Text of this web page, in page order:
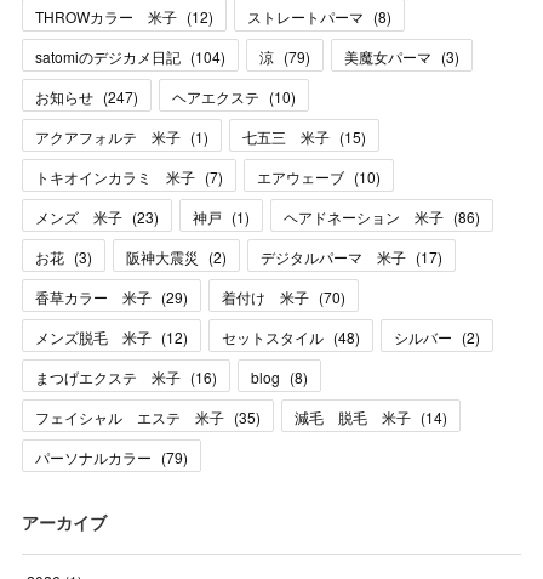
THROWカラー 米子 (12) ストレートパーマ (8)
satomiのデジカメ日記 (104) 涼 (79) 美魔女パーマ (3)
お知らせ (247) ヘアエクステ (10)
アクアフォルテ 米子 (1) 七五三 米子 (15)
トキオインカラミ 米子 (7) エアウェーブ (10)
メンズ 米子 (23) 神戸 (1) ヘアドネーション 米子 (86)
お花 (3) 阪神大震災 (2) デジタルパーマ 米子 (17)
香草カラー 米子 (29) 着付け 米子 (70)
メンズ脱毛 米子 (12) セットスタイル (48) シルバー (2)
まつげエクステ 米子 (16) blog (8)
フェイシャル エステ 米子 (35) 減毛 脱毛 米子 (14)
パーソナルカラー (79)
アーカイブ